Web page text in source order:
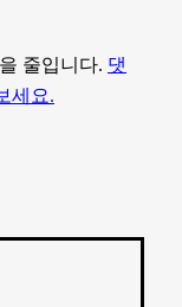
줄입니다. 댓
세요.